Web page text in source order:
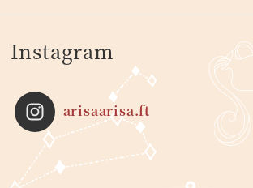
Instagram
arisaarisa.ft